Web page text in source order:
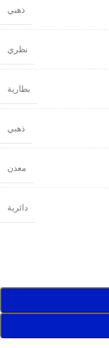
ذهبي
نظري
بطارية
ذهبي
معدن
دائرية